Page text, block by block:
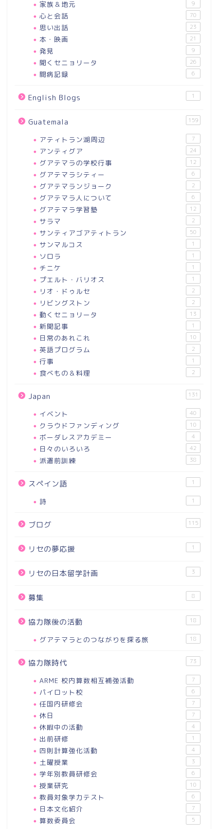
家族＆地元 9
心と会話 70
思い出話 23
本・映画 21
発見 9
聞くセニョリータ 26
闘病記録 6
English Blogs 1
Guatemala 159
アティトラン湖周辺 7
アンティグア 24
グアテマラの学校行事 12
グアテマラシティー 6
グアテマランジョーク 2
グアテマラ人について 6
グアテマラ学習塾 12
サラマ 2
サンティアゴアティトラン 50
サンマルコス 1
ソロラ 1
チニケ 1
プエルト・バリオス 1
リオ・ドゥルセ 2
リビングストン 2
動くセニョリータ 13
新聞記事 1
日常のあれこれ 10
英語プログラム 2
行事 1
食べもの＆料理 2
Japan 131
イベント 40
クラウドファンディング 10
ボーダレスアカデミー 4
日々のいろいろ 42
派遣前訓練 38
スペイン語 1
詩 1
ブログ 115
リセの夢応援 1
リセの日本留学計画 3
募集 8
協力隊後の活動 18
グアテマラとのつながりを探る旅 18
協力隊時代 73
ARME 校内算数相互補強活動 7
パイロット校 6
任国内研修会 7
休日 7
休暇中の活動 4
出前研修 1
四則計算強化活動 4
土曜授業 3
学年別教員研修会 6
授業研究 10
教員対象学力テスト 6
日本文化紹介 7
算数委員会 5